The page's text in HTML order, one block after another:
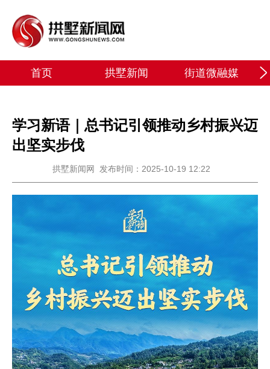
首页 拱墅新闻 街道微融媒
学习新语｜总书记引领推动乡村振兴迈
出坚实步伐
拱墅新闻网 发布时间：2025-10-19 12:22